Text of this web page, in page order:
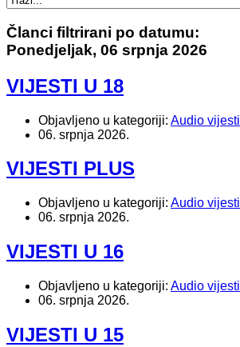
Članci filtrirani po datumu:
Ponedjeljak, 06 srpnja 2026
VIJESTI U 18
Objavljeno u kategoriji: Audio vijesti
06. srpnja 2026.
VIJESTI PLUS
Objavljeno u kategoriji: Audio vijesti
06. srpnja 2026.
VIJESTI U 16
Objavljeno u kategoriji: Audio vijesti
06. srpnja 2026.
VIJESTI U 15